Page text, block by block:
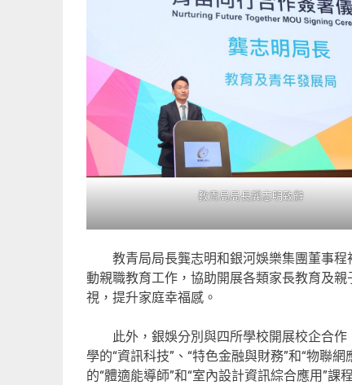
教青局局長龔志明致辭
教青局局長龔志明和銀河娛樂集團董事程
動親職教育工作，協助開展各類家長教育及
視，提升家庭幸福感。
此外，銀娛分別與四所學校開展校企合作
學的“資訊科技”、“特色金融與財務”和“物聯
的“體適能導師”和“室內設計資訊綜合應用”